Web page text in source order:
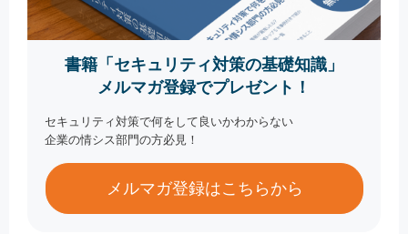
書籍「セキュリティ対策の基礎知識」
メルマガ登録でプレゼント！
セキュリティ対策で何をして良いかわからない
企業の情シス部門の方必見！
メルマガ登録はこちらから